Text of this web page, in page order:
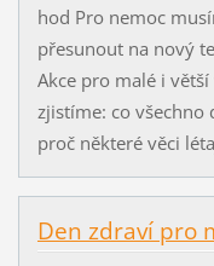
hod Pro nemoc
přesunout na nový
Akce pro malé i
zjistíme: co všechno
proč některé věci
Den zdraví pro